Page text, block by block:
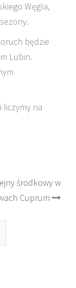
Węgla,
będzie
Lubin.
liczymy na
środkowy w
Cuprum